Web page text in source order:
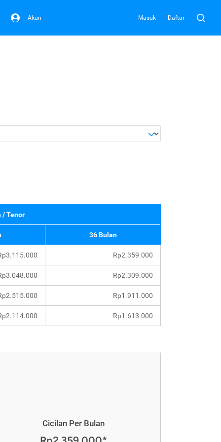
Akun Masuk Daftar
/ Tenor
36 Bulan
Rp2.359.000
Rp2.309.000
Rp1.911.000
Rp1.613.000
Cicilan Per Bulan